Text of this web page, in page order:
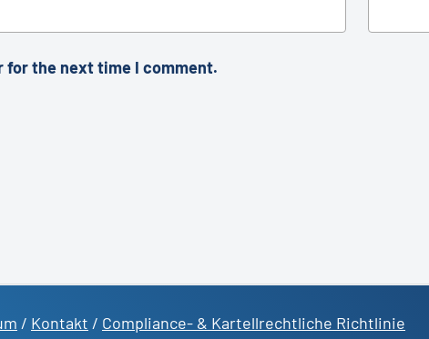
for the next time I comment.
/ Kontakt / Compliance- & Kartellrechtliche Richtlinie